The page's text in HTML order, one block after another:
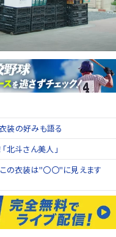
装の好みも語る
北斗さん美人」
この衣装は"〇〇"に見えます